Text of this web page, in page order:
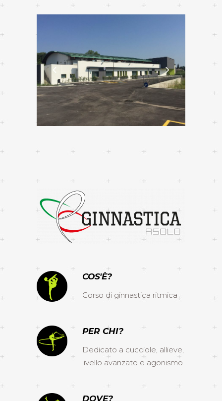
COS'È?
Corso di ginnastica ritmica
PER CHI?
Dedicato a cucciole, allieve,
livello avanzato e agonismo
DOVE?